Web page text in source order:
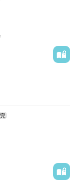
🤭
玲奈（２７）
完